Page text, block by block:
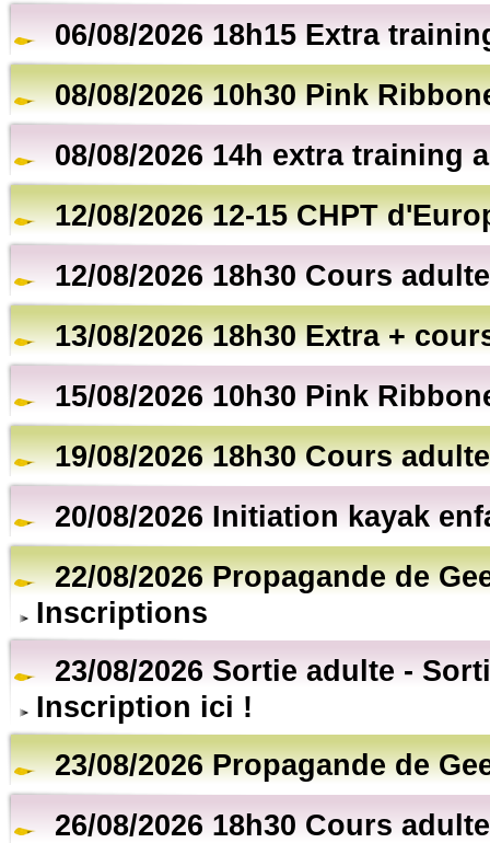
06/08/2026 18h15 Extra
08/08/2026 10h30 Pink
08/08/2026 14h extra training
12/08/2026 12-15 CHPT
12/08/2026 18h30 Cours
13/08/2026 18h30 Extra +
15/08/2026 10h30 Pink
19/08/2026 18h30 Cours
20/08/2026 Initiation kayak
22/08/2026 Propagande de
Inscriptions
23/08/2026 Sortie adulte -
Inscription ici !
23/08/2026 Propagande de
26/08/2026 18h30 Cours